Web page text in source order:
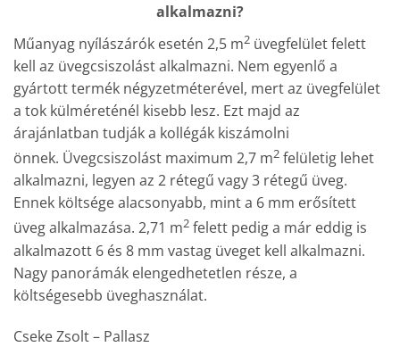
alkalmazni?
Műanyag nyílászárók esetén 2,5 m2 üvegfelület felett
kell az üvegcsiszolást alkalmazni. Nem egyenlő a
gyártott termék négyzetméterével, mert az üvegfelület
a tok külméreténél kisebb lesz. Ezt majd az
árajánlatban tudják a kollégák kiszámolni
önnek. Üvegcsiszolást maximum 2,7 m2 felületig lehet
alkalmazni, legyen az 2 rétegű vagy 3 rétegű üveg.
Ennek költsége alacsonyabb, mint a 6 mm erősített
üveg alkalmazása. 2,71 m2 felett pedig a már eddig is
alkalmazott 6 és 8 mm vastag üveget kell alkalmazni.
Nagy panorámák elengedhetetlen része, a
költségesebb üveghasználat.
Cseke Zsolt – Pallasz